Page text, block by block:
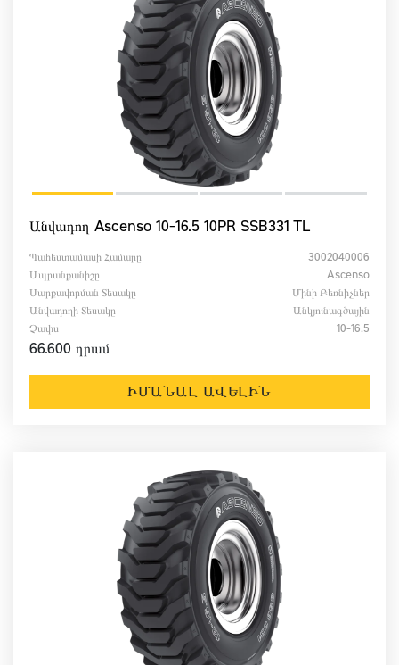
Անվադող Ascenso 10-16.5 10PR SSB331 TL
Պահեստամասի Համարը
3002040006
Ապրանքանիշը
Ascenso
Սարքավորման Տեսակը
Մինի Բեռնիչներ
Անվադողի Տեսակը
Անկյունագծային
Չափս
10-16.5
66.600 դրամ
ԻՄԱՆԱԼ ԱՎԵԼԻՆ